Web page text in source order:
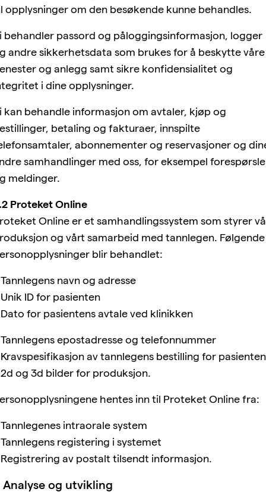
opplysninger om den besøkende kunne behandles.
behandler passord og påloggingsinformasjon, logger
andre sikkerhetsdata som brukes for å beskytte våre
og anlegg samt sikre konfidensialitet og
i dine opplysninger.
kan behandle informasjon om avtaler, kjøp og
betaling og fakturaer, innspilte
abonnementer og reservasjoner og
samhandlinger med oss, for eksempel
meldinger.
Proteket Online
Online er et samhandlingssystem som styrer
og vårt samarbeid med tannlegen. Følgende
blir behandlet:
navn og adresse
ID for pasienten
Dato for pasientens avtale ved klinikken
epostadresse og telefonnummer
av tannlegens bestilling for pasienten
2d og 3d bilder for produksjon.
hentes inn til Proteket Online fra:
intraorale system
registering i systemet
Registrering av postalt tilsendt informasjon.
Analyse og utvikling